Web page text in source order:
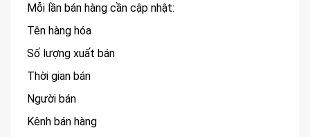
Mỗi lần bán hàng cần cập nhật:
Tên hàng hóa
Số lượng xuất bán
Thời gian bán
Người bán
Kênh bán hàng